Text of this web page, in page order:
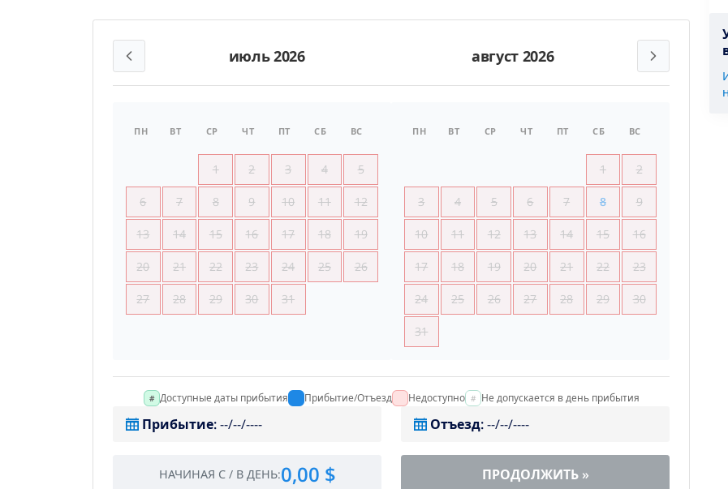
июль 2026 август 2026
ПН ВТ СР ЧТ ПТ СБ ВС
1 2 3 4 5
6 7 8 9 10 11 12
13 14 15 16 17 18 19
20 21 22 23 24 25 26
27 28 29 30 31
ПН ВТ СР ЧТ ПТ СБ ВС
1 2
3 4 5 6 7 8 9
10 11 12 13 14 15 16
17 18 19 20 21 22 23
24 25 26 27 28 29 30
31
Доступные даты прибытия Прибытие/Отъезд Недоступно Не допускается в день прибытия
Прибытие:--/--/---- Отъезд:--/--/----
НАЧИНАЯ С/ В ДЕНЬ:0,00 $ ПРОДОЛЖИТЬ»